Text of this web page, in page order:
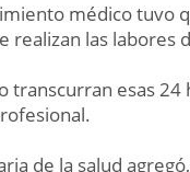
médico tuvo
realizan las labores
transcurran esas
de la salud